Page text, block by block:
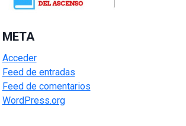
META
Acceder
Feed de entradas
Feed de comentarios
WordPress.org